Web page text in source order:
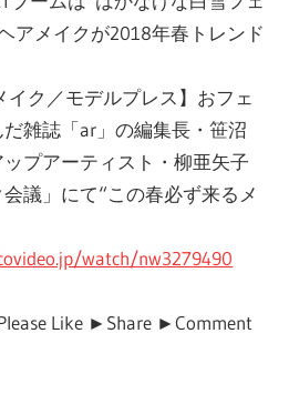
アメイクが2018年春トレンド
イク／モデルプレス】おフェ
雑誌「ar」の編集長・笹沼
プアーティスト・柳亜矢子
議」にて“この春必ず来るメ
watch/nw3279490
Like ►Share ►Comment